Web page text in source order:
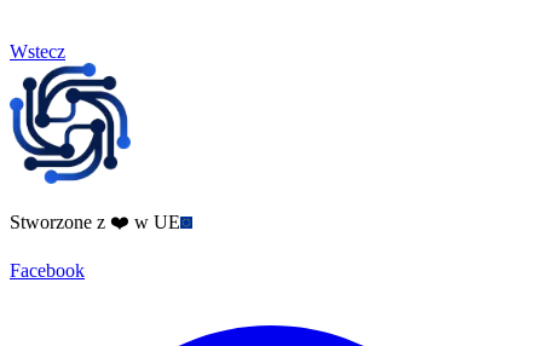
Wstecz
Stworzone z ❤️ w UE
Facebook